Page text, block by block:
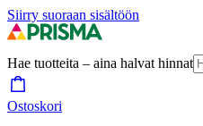
Siirry suoraan sisältöön
Hae tuotteita – aina halvat hinnat
Ostoskori